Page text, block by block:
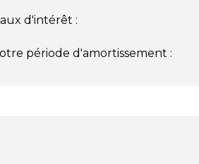
d'intérêt :
période d'amortissement :